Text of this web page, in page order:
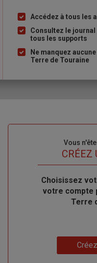
Liste
à
puce
Accédez à tous les
Consultez le
tous les supports
Ne manquez
Terre de Touraine
Vous
TITRECRÉEZ
Body
Choisissez
votre compte
Terre